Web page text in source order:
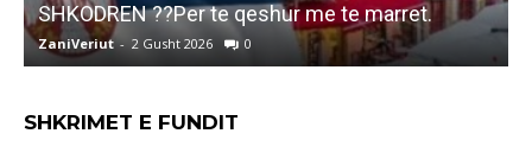
kam jete..
ZaniVeriut - 1 Gusht 2026 0
SHKRIMET E FUNDIT